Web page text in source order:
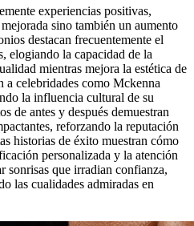
experiencias positivas,
sino también un aumento
destacan frecuentemente el
elogiando la capacidad de la
mientras mejora la estética de
a celebridades como Mckenna
la influencia cultural de su
de antes y después demuestran
reforzando la reputación
historias de éxito muestran cómo
personalizada y la atención
sonrisas que irradian confianza,
las cualidades admiradas en